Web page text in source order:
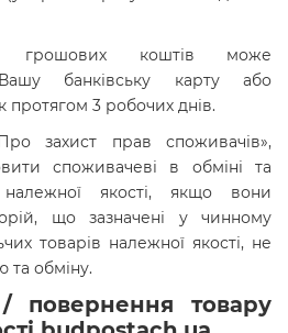
грошових коштів може
банківську карту або
протягом 3 робочих днів.
захист прав споживачів»,
споживачеві в обміні та
належної якості, якщо вони
що зазначені у чинному
товарів належної якості, не
та обміну.
повернення товару